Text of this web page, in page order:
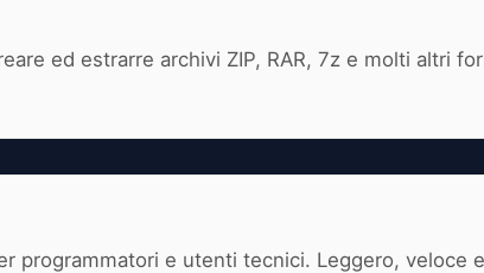
ed estrarre archivi ZIP, RAR, 7z e molti altri
programmatori e utenti tecnici. Leggero, veloce